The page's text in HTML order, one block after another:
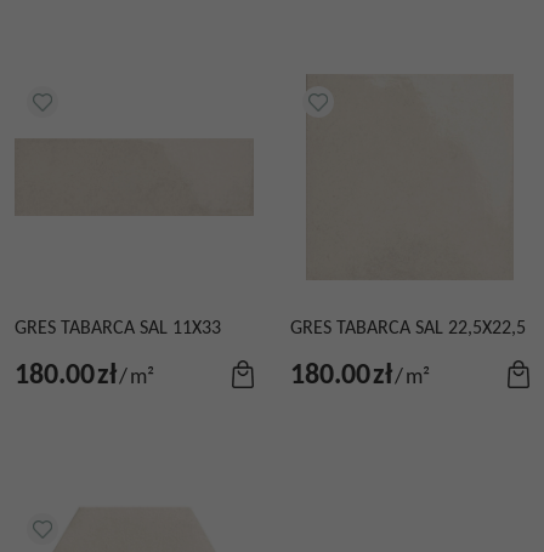
GRES TABARCA SAL 11X33
180.00zł/m²
GRES TABARCA SAL 22,5X22,5
180.00zł/m²